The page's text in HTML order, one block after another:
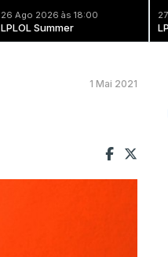
26 Ago 2026 às 18:00
LPLOL Summer
1 Mai 2021